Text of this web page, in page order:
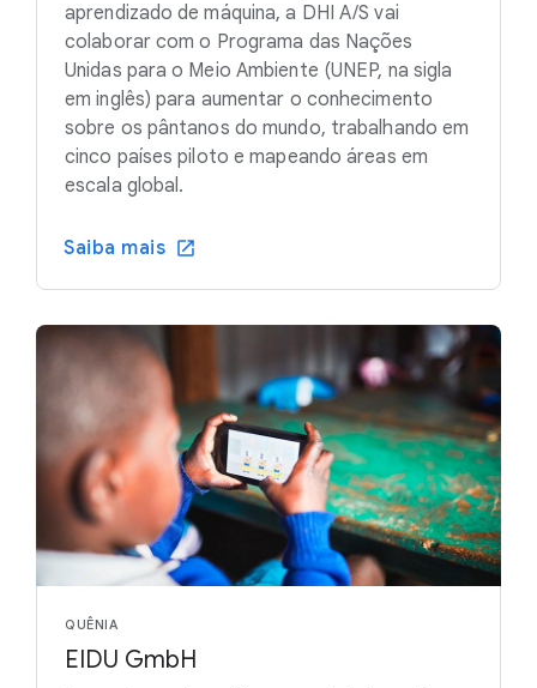
aprendizado de máquina, a DHI A/S vai
colaborar com o Programa das Nações
Unidas para o Meio Ambiente (UNEP, na sigla
em inglês) para aumentar o conhecimento
sobre os pântanos do mundo, trabalhando em
cinco países piloto e mapeando áreas em
escala global.
Saiba mais
QUÊNIA
EIDU GmbH